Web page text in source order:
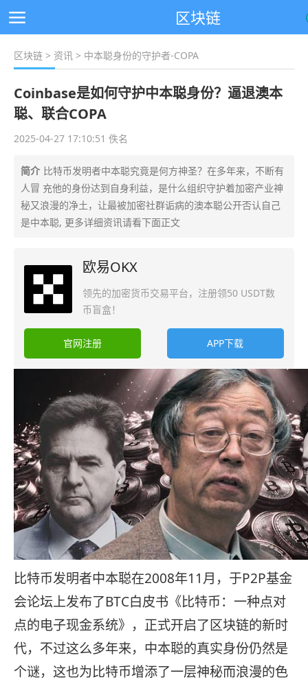
区块链
区块链 > 资讯 > 中本聪身份的守护者-COPA
Coinbase是如何守护中本聪身份？逼退澳本
聪、联合COPA
2025-04-27 17:10:51 佚名
简介 比特币发明者中本聪究竟是何方神圣？在多年来，不断有
人冒 充他的身份达到自身利益，是什么组织守护着加密产业神
秘又浪漫的净土，让最被加密社群诟病的澳本聪公开否认自己
是中本聪, 更多详细资讯请看下面正文
欧易OKX
领先的加密货币交易平台，注册领50 USDT数
币盲盒！
官网注册 APP下载
比特币发明者中本聪在2008年11月，于P2P基金
会论坛上发布了BTC白皮书《比特币：一种点对
点的电子现金系统》，正式开启了区块链的新时
代，不过这么多年来，中本聪的真实身份仍然是
个谜，这也为比特币增添了一层神秘而浪漫的色